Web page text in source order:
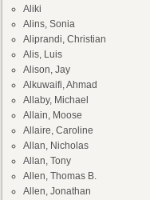
Aliki
Alins, Sonia
Aliprandi, Christian
Alis, Luis
Alison, Jay
Alkuwaifi, Ahmad
Allaby, Michael
Allain, Moose
Allaire, Caroline
Allan, Nicholas
Allan, Tony
Allen, Thomas B.
Allen, Jonathan